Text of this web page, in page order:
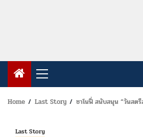
Primary
Menu
Home Last Story ซาโนฟี่ สนับสนุน “วันสตรี
Last Story